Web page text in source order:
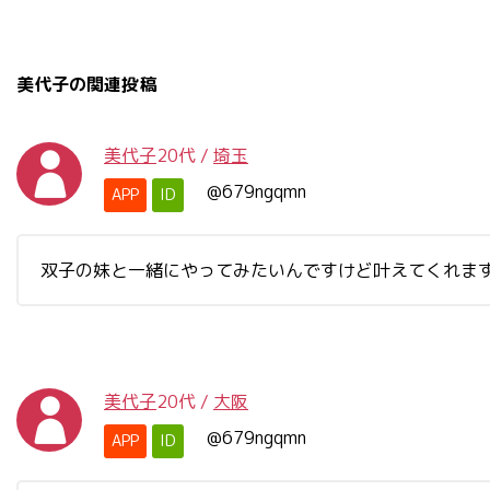
美代子の関連投稿
美代子20代 / 埼玉
APP ID @679ngqmn
双子の妹と一緒にやってみたいんですけど叶えてくれま
美代子20代 / 大阪
APP ID @679ngqmn